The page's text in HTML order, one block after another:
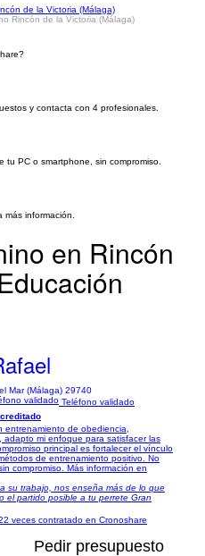
de la Victoria (Málaga)
Rincón de la Victoria (Málaga)
y contacta con 4 profesionales.
PC o smartphone, sin compromiso.
información.
en Rincón
Mar (Málaga) 29740
Teléfono validado
entrenamiento de obediencia,
adapto mi enfoque para satisfacer las
principal es fortalecer el vínculo
de entrenamiento positivo. No
compromiso. Más información en
su trabajo, nos enseña más de lo que
el partido posible a tu perrete Gran
veces contratado en Cronoshare
Pedir presupuesto